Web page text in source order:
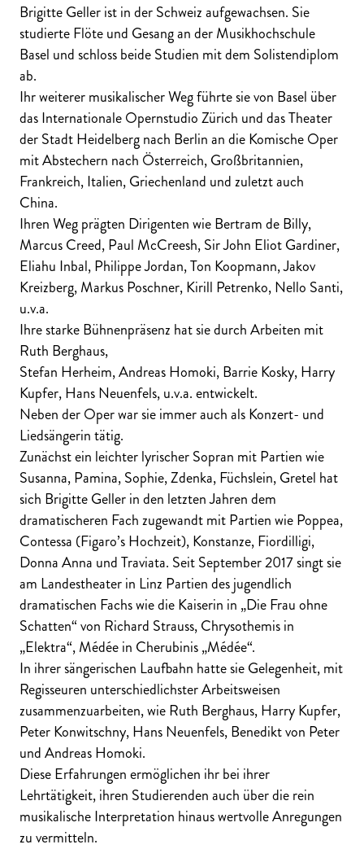
Brigitte Geller ist in der Schweiz aufgewachsen. Sie
studierte Flöte und Gesang an der Musikhochschule
Basel und schloss beide Studien mit dem Solistendiplom
ab.
Ihr weiterer musikalischer Weg führte sie von Basel über
das Internationale Opernstudio Zürich und das Theater
der Stadt Heidelberg nach Berlin an die Komische Oper
mit Abstechern nach Österreich, Großbritannien,
Frankreich, Italien, Griechenland und zuletzt auch
China.
Ihren Weg prägten Dirigenten wie Bertram de Billy,
Marcus Creed, Paul McCreesh, Sir John Eliot Gardiner,
Eliahu Inbal, Philippe Jordan, Ton Koopmann, Jakov
Kreizberg, Markus Poschner, Kirill Petrenko, Nello Santi,
u.v.a.
Ihre starke Bühnenpräsenz hat sie durch Arbeiten mit
Ruth Berghaus,
Stefan Herheim, Andreas Homoki, Barrie Kosky, Harry
Kupfer, Hans Neuenfels, u.v.a. entwickelt.
Neben der Oper war sie immer auch als Konzert- und
Liedsängerin tätig.
Zunächst ein leichter lyrischer Sopran mit Partien wie
Susanna, Pamina, Sophie, Zdenka, Füchslein, Gretel hat
sich Brigitte Geller in den letzten Jahren dem
dramatischeren Fach zugewandt mit Partien wie Poppea,
Contessa (Figaro’s Hochzeit), Konstanze, Fiordilligi,
Donna Anna und Traviata. Seit September 2017 singt sie
am Landestheater in Linz Partien des jugendlich
dramatischen Fachs wie die Kaiserin in „Die Frau ohne
Schatten“ von Richard Strauss, Chrysothemis in
„Elektra“, Médée in Cherubinis „Médée“.
In ihrer sängerischen Laufbahn hatte sie Gelegenheit, mit
Regisseuren unterschiedlichster Arbeitsweisen
zusammenzuarbeiten, wie Ruth Berghaus, Harry Kupfer,
Peter Konwitschny, Hans Neuenfels, Benedikt von Peter
und Andreas Homoki.
Diese Erfahrungen ermöglichen ihr bei ihrer
Lehrtätigkeit, ihren Studierenden auch über die rein
musikalische Interpretation hinaus wertvolle Anregungen
zu vermitteln.